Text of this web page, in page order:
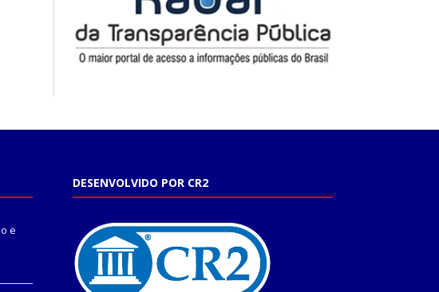
e
DESENVOLVIDO POR CR2